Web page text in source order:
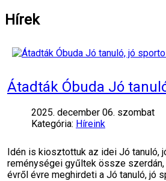
Hírek
Átadták Óbuda Jó
2025. december 06. szombat
Kategória: Híreink
Idén is kiosztottuk az idei Jó tanuló,
reménységei gyűltek össze szerdán,
évről évre meghirdeti a Jó tanuló, jó